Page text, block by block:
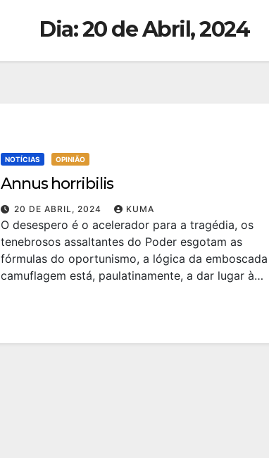
Dia:20 de Abril, 2024
NOTÍCIAS OPINIÃO
Annus horribilis
20 DE ABRIL, 2024 KUMA
O desespero é o acelerador para a tragédia, os
tenebrosos assaltantes do Poder esgotam as
fórmulas do oportunismo, a lógica da
camuflagem está, paulatinamente, a dar lugar à…